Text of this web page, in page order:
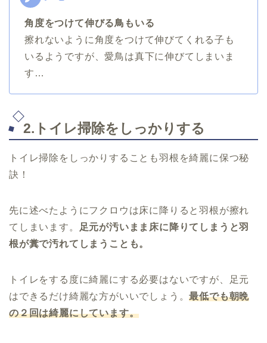
角度をつけて伸びる鳥もいる
擦れないように角度をつけて伸びてくれる子も
いるようですが、愛鳥は真下に伸びてしまいま
す…
2.トイレ掃除をしっかりする
トイレ掃除をしっかりすることも羽根を綺麗に保つ秘
訣！
先に述べたようにフクロウは床に降りると羽根が擦れ
てしまいます。
足元が汚いまま床に降りてしまうと羽
根が糞で汚れてしまうことも。
トイレをする度に綺麗にする必要はないですが、足元
はできるだけ綺麗な方がいいでしょう。最低でも朝晩
の２回は綺麗にしています。